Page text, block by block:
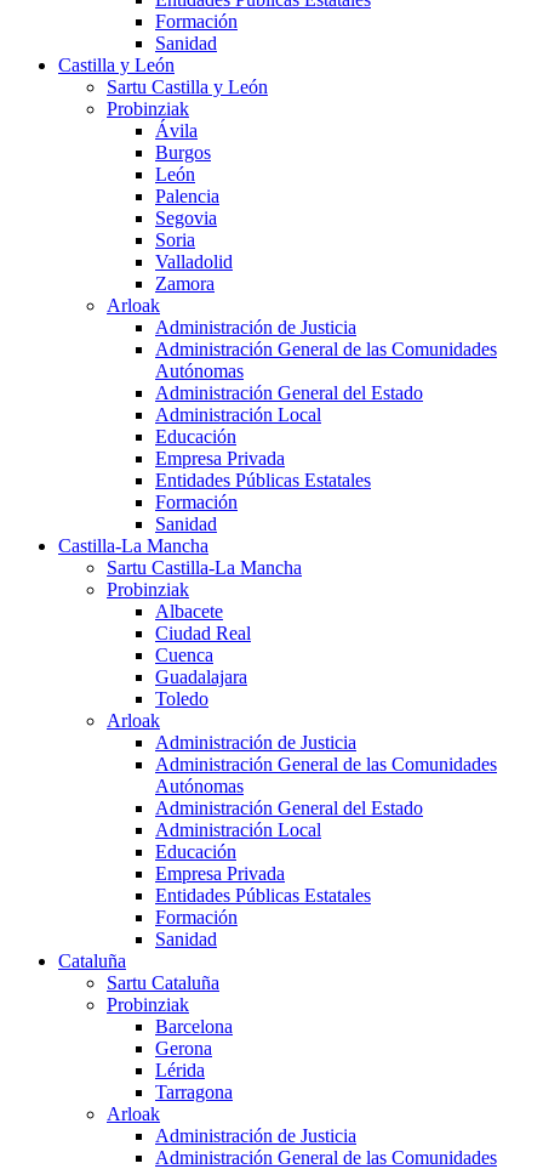
Formación
Sanidad
Castilla y León
Sartu Castilla y León
Probinziak
Ávila
Burgos
León
Palencia
Segovia
Soria
Valladolid
Zamora
Arloak
Administración de Justicia
Administración General de las Comunidades
Autónomas
Administración General del Estado
Administración Local
Educación
Empresa Privada
Entidades Públicas Estatales
Formación
Sanidad
Castilla-La Mancha
Sartu Castilla-La Mancha
Probinziak
Albacete
Ciudad Real
Cuenca
Guadalajara
Toledo
Arloak
Administración de Justicia
Administración General de las Comunidades
Autónomas
Administración General del Estado
Administración Local
Educación
Empresa Privada
Entidades Públicas Estatales
Formación
Sanidad
Cataluña
Sartu Cataluña
Probinziak
Barcelona
Gerona
Lérida
Tarragona
Arloak
Administración de Justicia
Administración General de las Comunidades